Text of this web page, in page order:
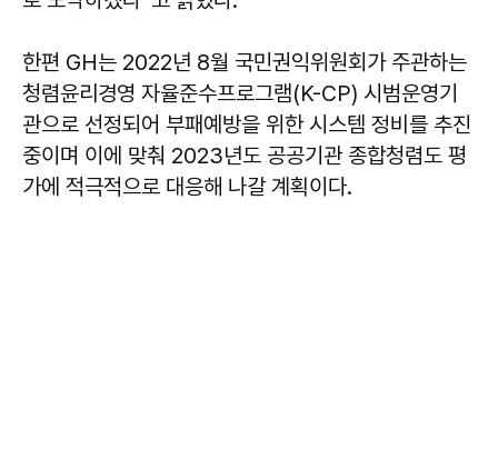
한편 GH는 2022년 8월 국민권익위원회가 주관하는
청렴윤리경영 자율준수프로그램(K-CP) 시범운영기
관으로 선정되어 부패예방을 위한 시스템 정비를 추진
중이며 이에 맞춰 2023년도 공공기관 종합청렴도 평
가에 적극적으로 대응해 나갈 계획이다.